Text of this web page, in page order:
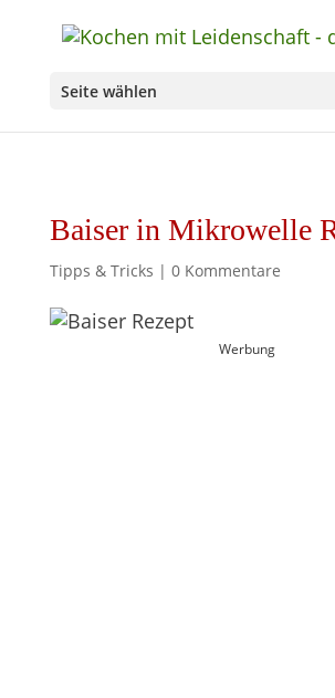
Seite wählen
Baiser in Mikrowelle
Tipps & Tricks | 0 Kommentare
Werbung